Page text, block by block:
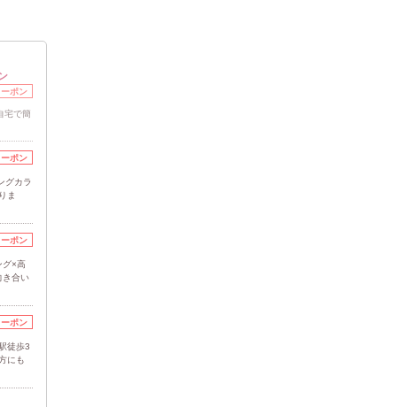
ポン
宅で簡
ポン
グカラ
ま
ポン
グ×高
き合い
ポン
徒歩3
にも